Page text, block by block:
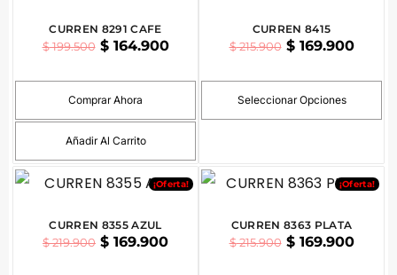
CURREN 8291 CAFE
$199.500 $164.900
Comprar Ahora
Añadir Al Carrito
CURREN 8415
$215.900 $169.900
Seleccionar Opciones
¡Oferta!
CURREN 8355 AZUL
$219.900 $ 169.900
¡Oferta!
CURREN 8363 PLATA
$215.900 $169.900